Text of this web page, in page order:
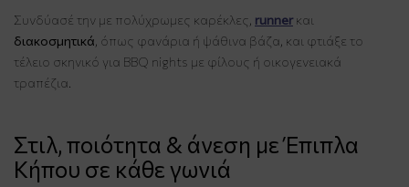
Συνδύασέ την με πολύχρωμες καρέκλες, runner και
διακοσμητικά , όπως φανάρια ή ψάθινα βάζα, και φτιάξε το
τέλειο σκηνικό για BBQ nights με φίλους ή οικογενειακά
τραπέζια.
Στιλ, ποιότητα & άνεση με Έπιπλα
Κήπου σε κάθε γωνιά